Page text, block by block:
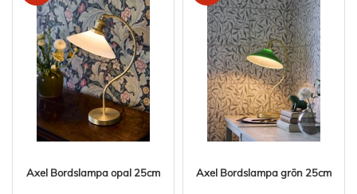
Axel Bordslampa opal 25cm Axel Bordslampa grön 25cm